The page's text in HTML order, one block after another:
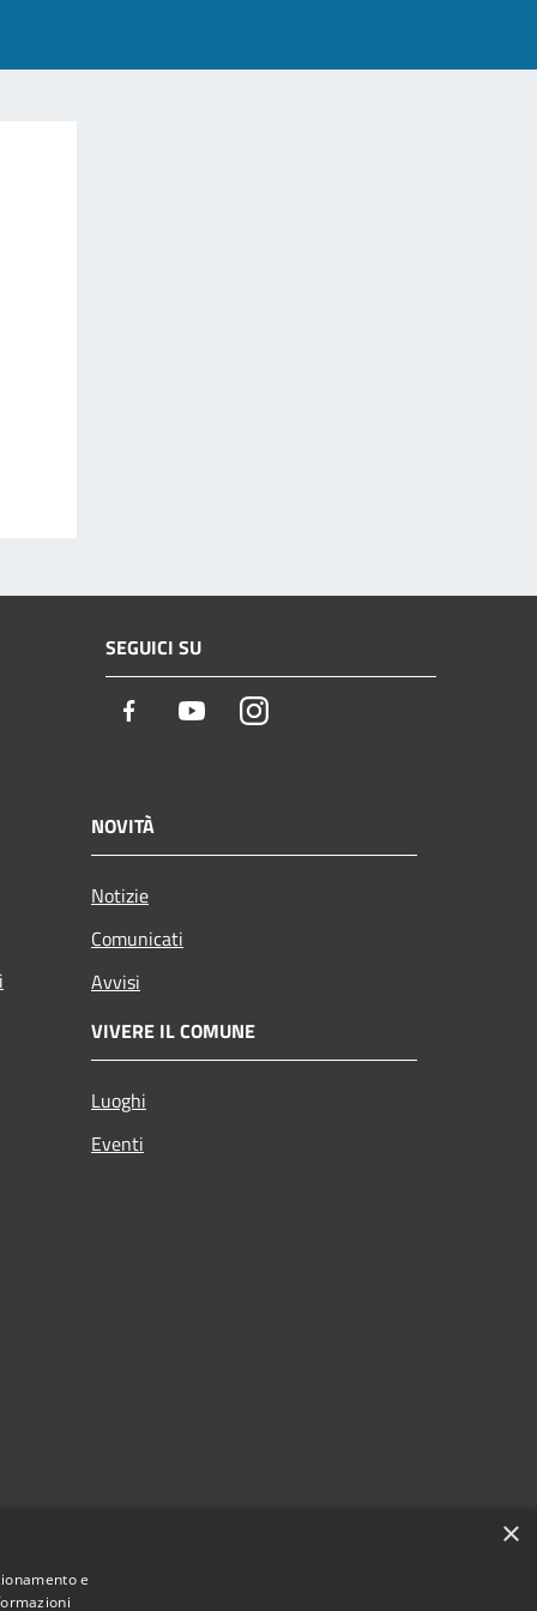
SEGUICI SU
Facebook YoutubeInstagram
NOVITÀ
Notizie
Comunicati
Avvisi
VIVERE IL COMUNE
Luoghi
Eventi
×
e